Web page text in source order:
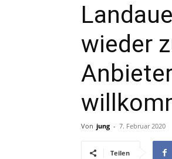
wieder
Von jung - 7. Februar 2020
Teilen